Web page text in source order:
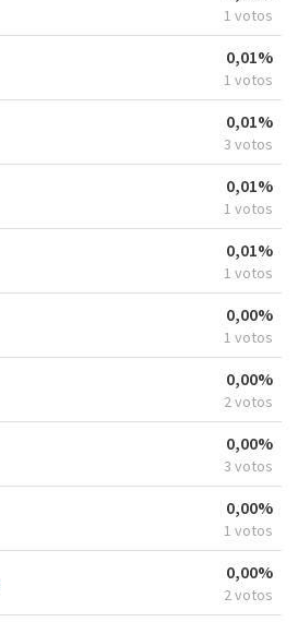
1 votos
0,01%
1 votos
0,01%
3 votos
0,01%
1 votos
0,01%
1 votos
0,00%
1 votos
0,00%
2 votos
0,00%
3 votos
0,00%
1 votos
0,00%
2 votos